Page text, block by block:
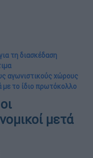
τη διασκέδαση
αγωνιστικούς χώρους
με το ίδιο πρωτόκολλο
μετά